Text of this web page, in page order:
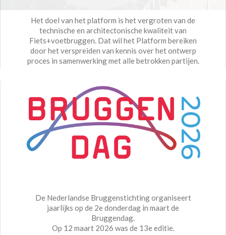
Het doel van het platform is het vergroten van de
technische en architectonische kwaliteit van
Fiets+voetbruggen. Dat wil het Platform bereiken
door het verspreiden van kennis over het ontwerp
proces in samenwerking met alle betrokken partijen.
De Nederlandse Bruggenstichting organiseert
jaarlijks op de 2e donderdag in maart de
Bruggendag.
Op 12 maart 2026 was de 13e editie.